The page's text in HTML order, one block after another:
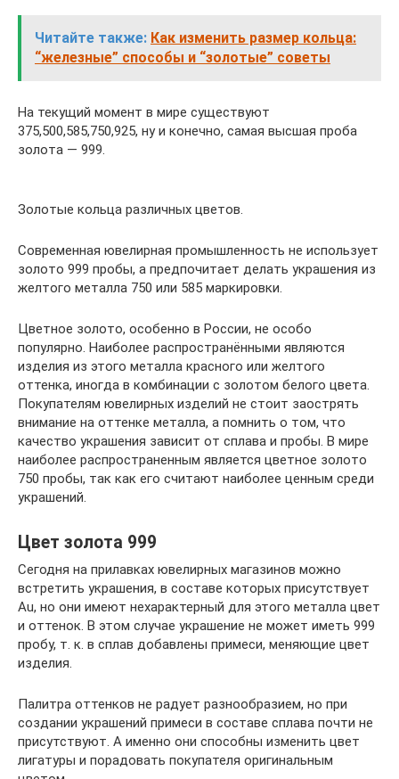
Читайте также: Как изменить размер кольца:
“железные” способы и “золотые” советы
На текущий момент в мире существуют
375,500,585,750,925, ну и конечно, самая высшая проба
золота — 999.
Золотые кольца различных цветов.
Современная ювелирная промышленность не использует
золото 999 пробы, а предпочитает делать украшения из
желтого металла 750 или 585 маркировки.
Цветное золото, особенно в России, не особо
популярно. Наиболее распространёнными являются
изделия из этого металла красного или желтого
оттенка, иногда в комбинации с золотом белого цвета.
Покупателям ювелирных изделий не стоит заострять
внимание на оттенке металла, а помнить о том, что
качество украшения зависит от сплава и пробы. В мире
наиболее распространенным является цветное золото
750 пробы, так как его считают наиболее ценным среди
украшений.
Цвет золота 999
Сегодня на прилавках ювелирных магазинов можно
встретить украшения, в составе которых присутствует
Au, но они имеют нехарактерный для этого металла цвет
и оттенок. В этом случае украшение не может иметь 999
пробу, т. к. в сплав добавлены примеси, меняющие цвет
изделия.
Палитра оттенков не радует разнообразием, но при
создании украшений примеси в составе сплава почти не
присутствуют. А именно они способны изменить цвет
лигатуры и порадовать покупателя оригинальным